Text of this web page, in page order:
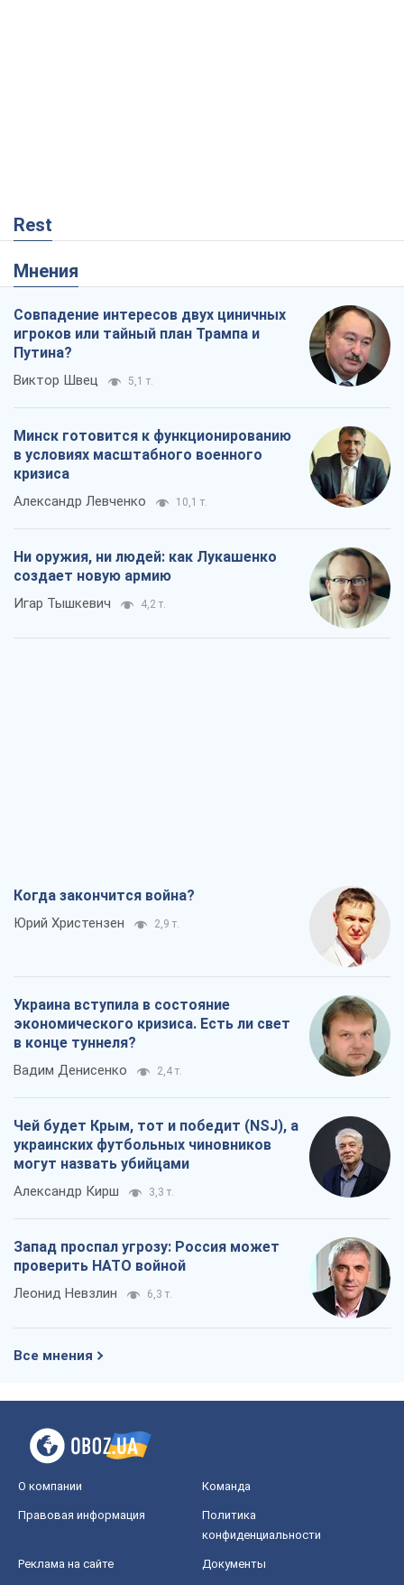
Rest
Мнения
Совпадение интересов двух циничных
игроков или тайный план Трампа и
Путина?
Виктор Швец 5,1 т.
Минск готовится к функционированию
в условиях масштабного военного
кризиса
Александр Левченко 10,1 т.
Ни оружия, ни людей: как Лукашенко
создает новую армию
Игар Тышкевич 4,2 т.
Когда закончится война?
Юрий Христензен 2,9 т.
Украина вступила в состояние
экономического кризиса. Есть ли свет
в конце туннеля?
Вадим Денисенко 2,4 т.
Чей будет Крым, тот и победит (NSJ), а
украинских футбольных чиновников
могут назвать убийцами
Александр Кирш 3,3 т.
Запад проспал угрозу: Россия может
проверить НАТО войной
Леонид Невзлин 6,3 т.
Все мнения
О компании Команда
Правовая информация
Политика
конфиденциальности
Реклама на сайте Документы